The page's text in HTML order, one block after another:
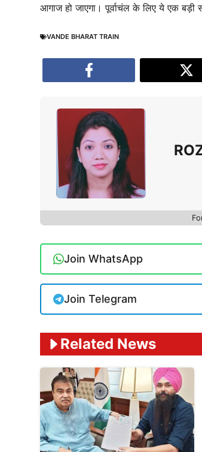
आगाज हो जाएगा। पूर्वाचंल के लिए ये एक बड़ी
VANDE BHARAT TRAIN
Join WhatsApp
Join Telegram
Related News